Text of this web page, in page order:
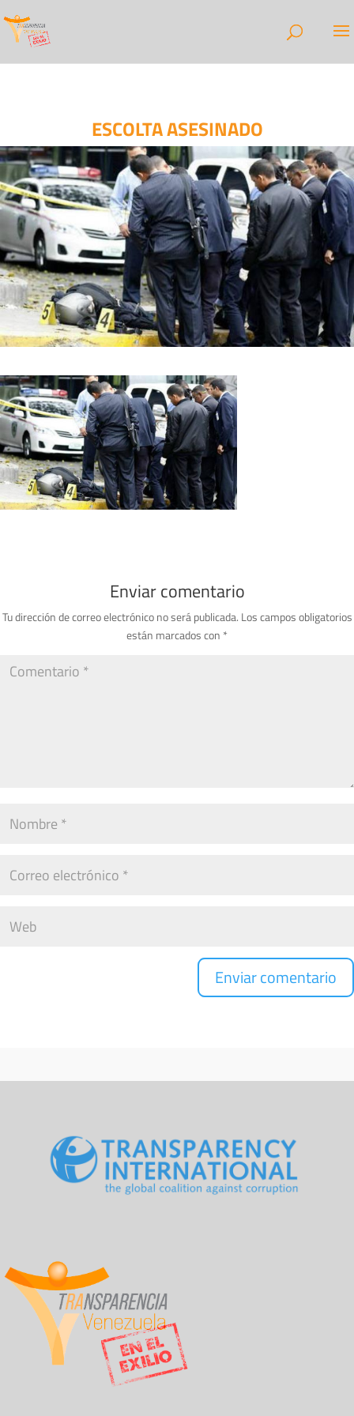
ESCOLTA ASESINADO
Enviar comentario
Tu dirección de correo electrónico no será publicada. Los campos obligatorios
están marcados con *